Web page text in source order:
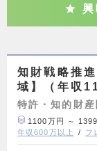
興
知財戦略推
域】（年収
特許・知的財産
1100万円 ～
年収600万以上
フ